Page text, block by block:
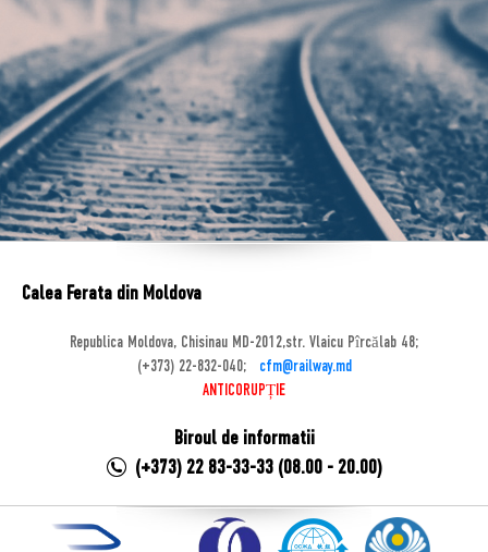
Calea Ferata din Moldova
Republica Moldova, Chisinau MD-2012,str. Vlaicu Pîrcălab 48;
(+373) 22-832-040;
cfm@railway.md
ANTICORUPȚIE
Biroul de informatii
(+373) 22 83-33-33 (08.00 - 20.00)